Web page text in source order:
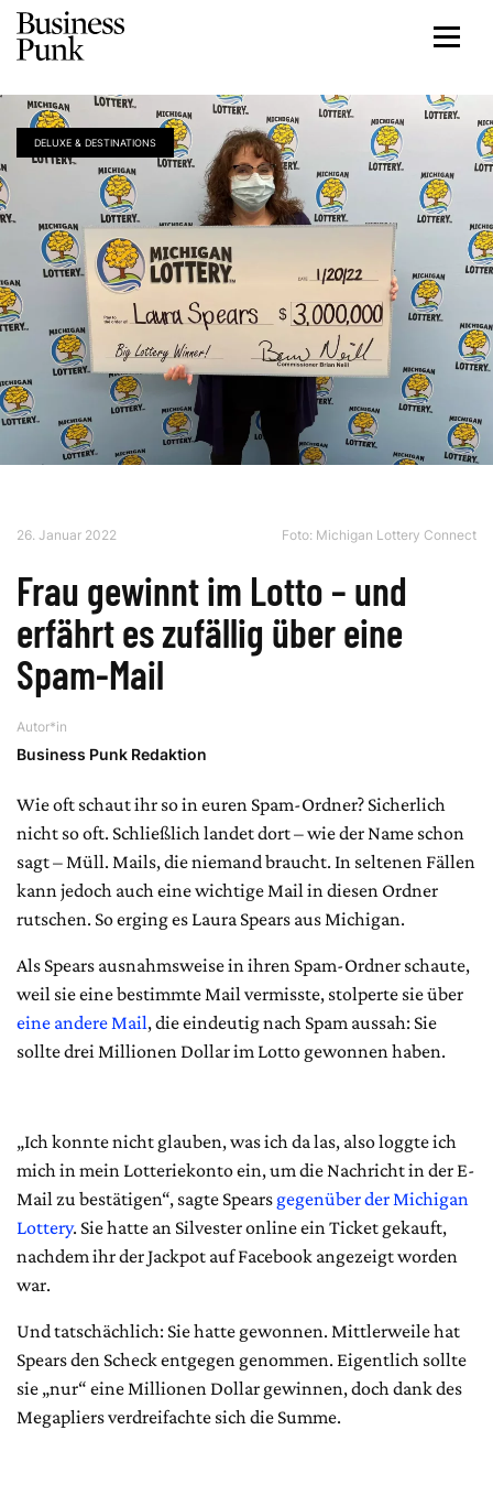
DELUXE & DESTINATIONS
26. Januar 2022 Foto: Michigan Lottery Connect
Frau gewinnt im Lotto – und
erfährt es zufällig über eine
Spam-Mail
Autor*in
Business Punk Redaktion
Wie oft schaut ihr so in euren Spam-Ordner? Sicherlich
nicht so oft. Schließlich landet dort – wie der Name schon
sagt – Müll. Mails, die niemand braucht. In seltenen Fällen
kann jedoch auch eine wichtige Mail in diesen Ordner
rutschen. So erging es Laura Spears aus Michigan.
Als Spears ausnahmsweise in ihren Spam-Ordner schaute,
weil sie eine bestimmte Mail vermisste, stolperte sie über
eine andere Mail, die eindeutig nach Spam aussah: Sie
sollte drei Millionen Dollar im Lotto gewonnen haben.
„Ich konnte nicht glauben, was ich da las, also loggte ich
mich in mein Lotteriekonto ein, um die Nachricht in der E-
Mail zu bestätigen“, sagte Spears gegenüber der Michigan
Lottery. Sie hatte an Silvester online ein Ticket gekauft,
nachdem ihr der Jackpot auf Facebook angezeigt worden
war.
Und tatschächlich: Sie hatte gewonnen. Mittlerweile hat
Spears den Scheck entgegen genommen. Eigentlich sollte
sie „nur“ eine Millionen Dollar gewinnen, doch dank des
Megapliers verdreifachte sich die Summe.